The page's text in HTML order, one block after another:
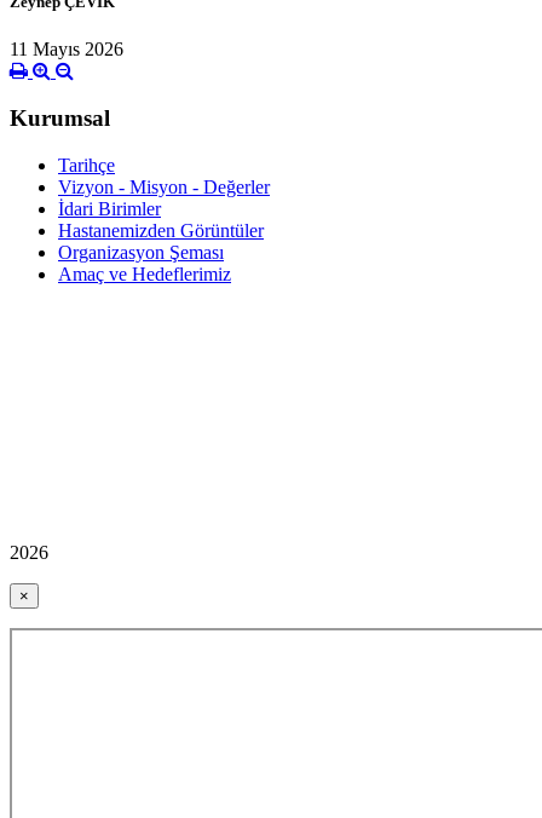
11 Mayıs 2026
Kurumsal
Tarihçe
Vizyon - Misyon - Değerler
İdari Birimler
Hastanemizden Görüntüler
Organizasyon Şeması
Amaç ve Hedeflerimiz
2026
×